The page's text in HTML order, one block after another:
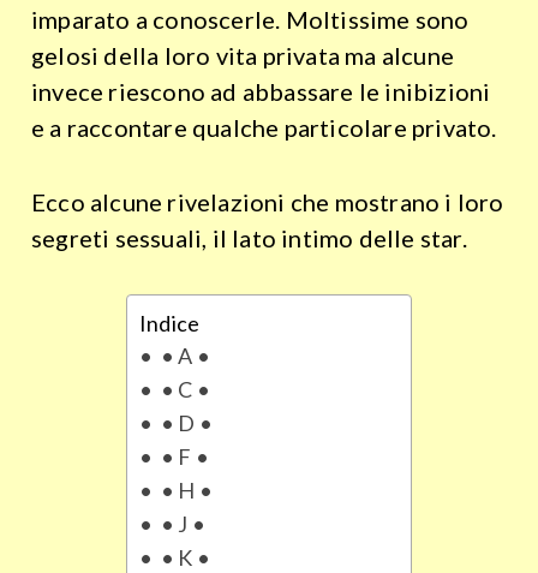
imparato a conoscerle. Moltissime sono
gelosi della loro vita privata ma alcune
invece riescono ad abbassare le inibizioni
e a raccontare qualche particolare privato.
Ecco alcune rivelazioni che mostrano i loro
segreti sessuali, il lato intimo delle star.
Indice
• A •
• C •
• D •
• F •
• H •
• J •
• K •